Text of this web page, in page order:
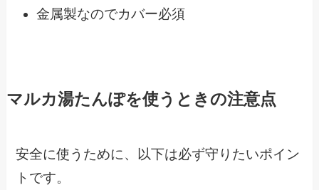
金属製なのでカバー必須
マルカ湯たんぽを使うときの注意点
安全に使うために、以下は必ず守りたいポイン
トです。